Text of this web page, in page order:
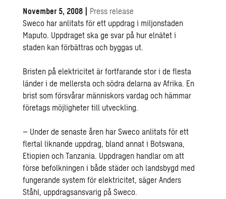
November 5, 2008 | Press release
Sweco har anlitats för ett uppdrag i miljonstaden
Maputo. Uppdraget ska ge svar på hur elnätet i
staden kan förbättras och byggas ut.
Bristen på elektricitet är fortfarande stor i de flesta
länder i de mellersta och södra delarna av Afrika. En
brist som försvårar människors vardag och hämmar
företags möjligheter till utveckling.
– Under de senaste åren har Sweco anlitats för ett
flertal liknande uppdrag, bland annat i Botswana,
Etiopien och Tanzania. Uppdragen handlar om att
förse befolkningen i både städer och landsbygd med
fungerande system för elektricitet, säger Anders
Ståhl, uppdragsansvarig på Sweco.